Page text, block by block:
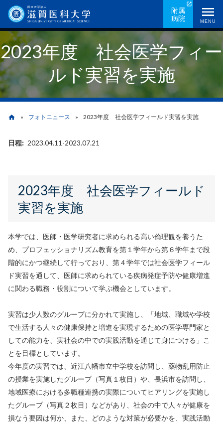
ン
ン
テ
ン
ツ
附属
病院
MENU
2023年度 社会医学フィー
ルド実習を実施
く
ず
home フォトニュース 2023年度 社会医学フィールド実習を実施
日程 2023.04.11-2023.07.21
2023年度 社会医学フィールド
実習を実施
本学では、医師・医学研究者に求められる高い倫理観を養うた
め、プロフェッショナリズム教育を第１学年から第６学年まで段
階的にかつ継続して行っており、第４学年では社会医学フィール
ド実習を通して、医師に求められている疾病発症予防や健康増進
に関わる職務・役割について学ぶ機会としています。
実習は少人数のグループに分かれて実施し、「地域、職域や学校
で生活する人々の健康保持と増進を実現するための医学専門家と
しての能力を、実社会の中での実践活動を通じて身につける」こ
とを目標としています。
今年度の実習では、近江八幡市立中学校を訪問し、薬物乱用防止
の授業を実施したグループ（写真１枚目）や、長浜市を訪問し、
地域医療における多職種連携の実際についてヒアリングを実施し
たグループ（写真２枚目）などがあり、社会の中で人々が健康を
損なう要因は何か、また、どのような対策が必要かを、実践活動